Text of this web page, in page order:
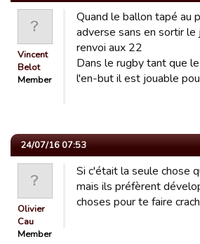
Vincent
Belot
Member
Quand le ballon tapé au
adverse sans en sortir
renvoi aux 22
Dans le rugby tant que
l'en-but il est jouable
24/07/16 07:53
Olivier
Cau
Member
Si c'était la seule chose
mais ils préfèrent
choses pour te faire